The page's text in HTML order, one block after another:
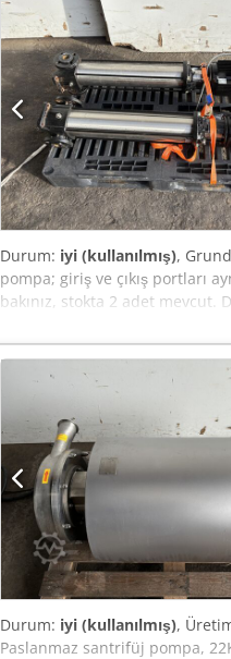
Durum: iyi (kullanılmış),
pompa; giriş ve çıkış portları
bakınız, stokta 2 adet mevcut.
Durum: iyi (kullanılmış),
Paslanmaz santrifüj pompa,